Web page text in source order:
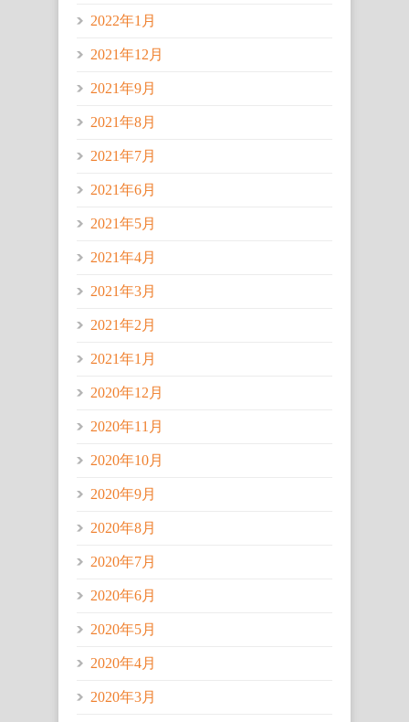
2022年1月
2021年12月
2021年9月
2021年8月
2021年7月
2021年6月
2021年5月
2021年4月
2021年3月
2021年2月
2021年1月
2020年12月
2020年11月
2020年10月
2020年9月
2020年8月
2020年7月
2020年6月
2020年5月
2020年4月
2020年3月